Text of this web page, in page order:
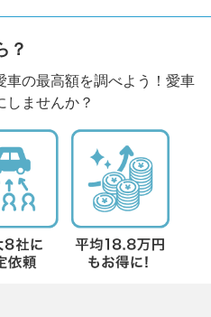
？
車の最高額を調べよう！愛車
しませんか？